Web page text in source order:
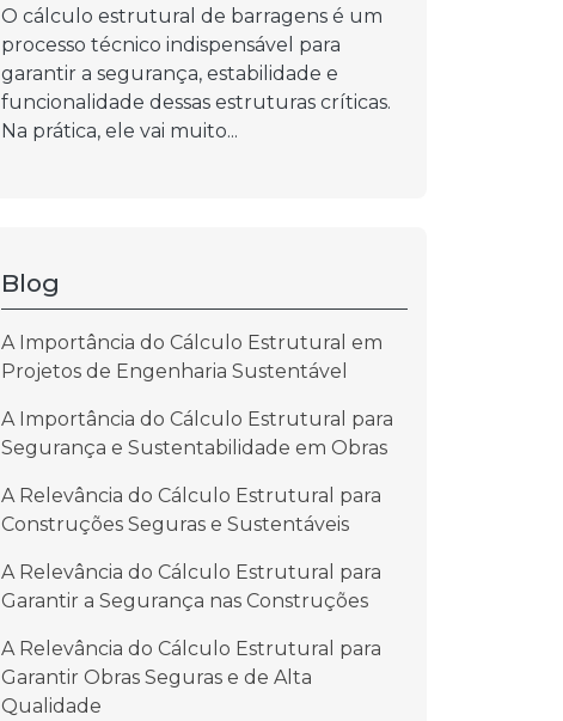
O cálculo estrutural de barragens é um
processo técnico indispensável para
garantir a segurança, estabilidade e
funcionalidade dessas estruturas críticas.
Na prática, ele vai muito...
Blog
A Importância do Cálculo Estrutural em
Projetos de Engenharia Sustentável
A Importância do Cálculo Estrutural para
Segurança e Sustentabilidade em Obras
A Relevância do Cálculo Estrutural para
Construções Seguras e Sustentáveis
A Relevância do Cálculo Estrutural para
Garantir a Segurança nas Construções
A Relevância do Cálculo Estrutural para
Garantir Obras Seguras e de Alta
Qualidade